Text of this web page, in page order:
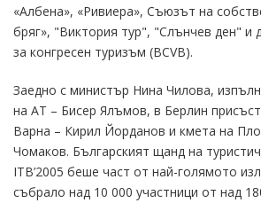
«Албена», «Ривиера», Съюзът на
бряг», "Виктория тур", "Слънчев ден" и
за конгресен туризъм (BCVB).
Заедно с министър Нина Чилова,
на АТ – Бисер Ялъмов, в Берлин
Варна – Кирил Йорданов и кмета на
Чомаков. Българският щанд на
ITB’2005 беше част от най-голямото
събрало над 10 000 участници от над